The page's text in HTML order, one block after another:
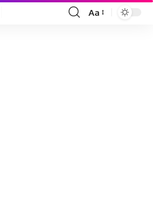
Font
Aa